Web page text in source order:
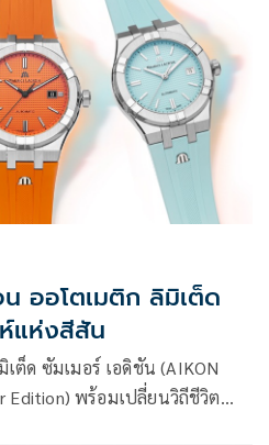
ออโตเมติก ลิมิเต็ด
อดิชัน เสน่ห์แห่งสีสัน
ต็ด ซัมเมอร์ เอดิชัน (AIKON
Edition) พร้อมเปลี่ยนวิถีชีวิต